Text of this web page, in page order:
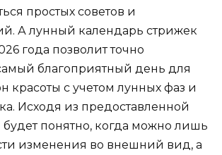
простых советов и
А лунный календарь стрижек
года позволит точно
благоприятный день для
красоты с учетом лунных фаз и
Исходя из предоставленной
понятно, когда можно лишь
изменения во внешний вид, а